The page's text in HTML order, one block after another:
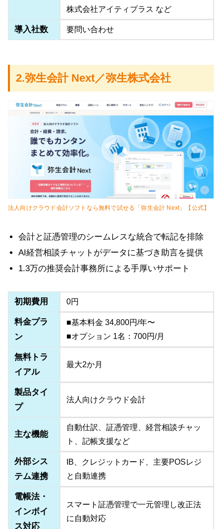
株式会社アイティプラス など
導入社数 要問い合わせ
2.弥生会計 Next／弥生株式会社
法人向けクラウド会計ソフトなら無料で試せる「弥生会計 Next」【公式】
会計と証憑管理のシームレスな統合で転記を排除
AI経営相談チャットがデータに基づき助言を提供
1.3万の推奨会計事務所による手厚いサポート
初期費用 0円
料金プラ
ン
■基本料金 34,800円/年〜
■オプション 1名：700円/月
無料トラ
イアル
最大2か月
製品タイ
プ
法人向けクラウド会計
主な機能
自動仕訳、証憑管理、経営相談チャッ
ト、記帳支援など
外部シス
テム連携
IB、クレジットカード、主要POSレジ
と自動連携
電帳法・
インボイ
ス対応
スマート証憑管理で一元管理し改正法
に自動対応